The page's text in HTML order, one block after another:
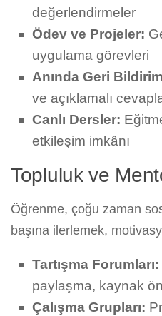
değerlendirmeler
Ödev ve Projeler:
uygulama görevleri
Anında Geri
ve açıklamalı
Canlı Dersler:
etkileşim imkânı
Topluluk ve
Öğrenme, çoğu zaman
başına ilerlemek,
Tartışma Forumları:
paylaşma, kaynak
Çalışma Grupları: